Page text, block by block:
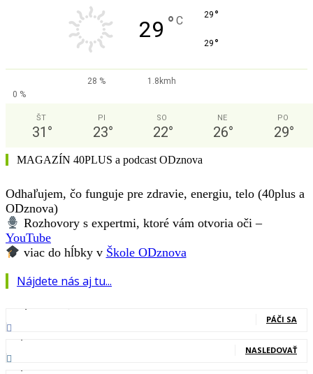
29 ° C 29 °
29 °
28 %
1.8kmh
0 %
ŠT
31 °
PI
23°
SO
22°
NE
26°
PO
29°
MAGAZÍN 40PLUS a podcast ODznova
Odhaľujem, čo funguje pre zdravie, energiu, telo (40plus a
ODznova)
Rozhovory s expertmi, ktoré vám otvoria oči –
YouTube
viac do hĺbky v Škole ODznova
Nájdete nás aj tu...
PÁČI SA
NASLEDOVAŤ